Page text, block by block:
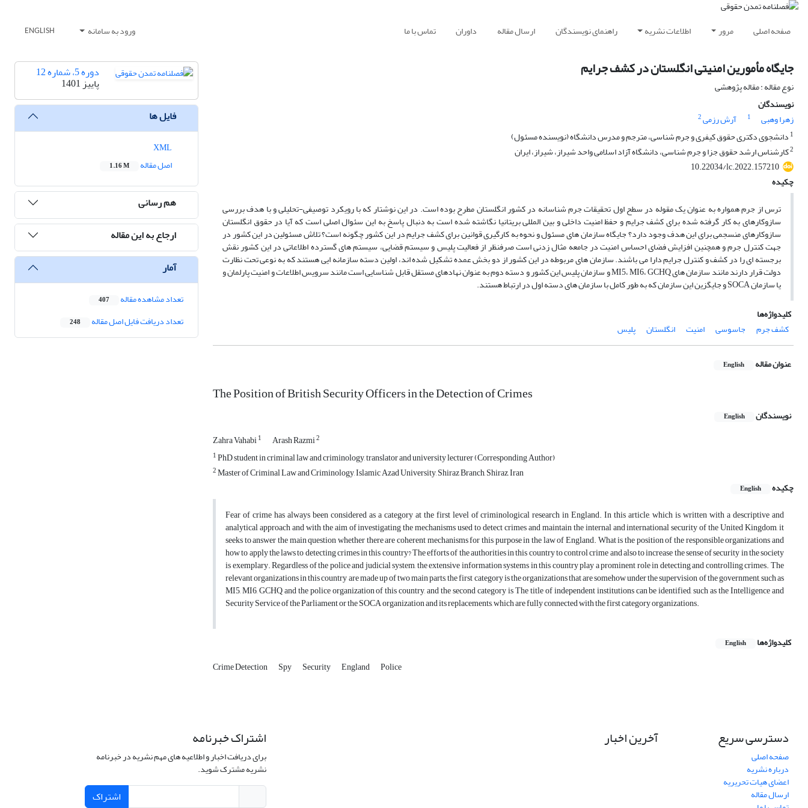
صفحه اصلی مرور اطلاعات نشریه راهنمای نویسندگان ارسال مقاله داوران تماس با ما ورود به سامانه ENGLISH
جایگاه مأمورین امنیتی انگلستان در کشف جرایم
نوع مقاله : مقاله پژوهشی
نویسندگان
زهرا وهبی
1 آرش رزمی2
1 دانشجوی دکتری حقوق کیفری و جرم شناسی، مترجم و مدرس دانشگاه (نویسنده مسئول)
2کارشناس ارشد حقوق جزا و جرم شناسی، دانشگاه آزاد اسلامی واحد شیراز، شیراز، ایران
10.22034/lc.2022.157210
چکیده
ترس از جرم همواره به عنوان یک مقوله در سطح اول تحقیقات جرم ­شناسانه در کشور انگلستان مطرح بوده است. در این نوشتار که با رویکرد توصیفی-تحلیلی و با هدف بررسی
سازوکارهای به کار گرفته شده برای کشف جرایم و حفظ امنیت داخلی و بین المللی بریتانیا نگاشته شده است به دنبال پاسخ به این سئوال اصلی است که آیا در حقوق انگلستان
سازوکارهای منسجمی برای این هدف وجود دارد؟ جایگاه سازمان های مسئول و نحوه به کارگیری قوانین برای کشف جرایم در این کشور چگونه است؟ تلاش مسئولین در این کشور در
جهت کنترل جرم و همچنین افزایش فضای احساس امنیت در جامعه مثال زدنی است صرفنظر از فعالیت پلیس و سیستم قضایی، سیستم ­های گسترده­ اطلاعاتی در این کشور نقش
برجسته ­ای را در کشف و کنترل جرایم دارا می ­باشند. سازمان­ های مربوطه در این کشور از دو بخش عمده تشکیل شده ­اند، اولین دسته سازمان­ه ایی هستند که به نوعی تحت نظارت
دولت قرار دارند مانند سازمان­ های MI5، MI6، GCHQ و سازمان پلیس این کشور و دسته­ دوم به عنوان نهادهای مستقل قابل شناسایی است مانند سرویس اطلاعات و امنیت پارلمان و
یا سازمان SOCA و جایگزین این سازمان که به طور کامل با سازمان های دسته­ اول در ارتباط هستند.
کلیدواژه‌ها
کشف جرم
جاسوسی امنیت انگلستان پلیس
عنوان مقاله English
The Position of British Security Officers in the Detection of Crimes
نویسندگان English
Zahra Vahabi1 Arash Razmi2
1PhD student in criminal law and criminology, translator and university lecturer (Corresponding Author)
2Master of Criminal Law and Criminology, Islamic Azad University, Shiraz Branch, Shiraz, Iran
چکیده
English
Fear of crime has always been considered as a category at the first level of criminological research in England. In this article, which is written with a descriptive and
analytical approach and with the aim of investigating the mechanisms used to detect crimes and maintain the internal and international security of the United Kingdom, it
seeks to answer the main question whether there are coherent mechanisms for this purpose in the law of England. What is the position of the responsible organizations and
how to apply the laws to detecting crimes in this country? The efforts of the authorities in this country to control crime and also to increase the sense of security in the society
is exemplary. Regardless of the police and judicial system, the extensive information systems in this country play a prominent role in detecting and controlling crimes. The
relevant organizations in this country are made up of two main parts, the first category is the organizations that are somehow under the supervision of the government, such as
MI5, MI6, GCHQ and the police organization of this country, and the second category is The title of independent institutions can be identified, such as the Intelligence and
Security Service of the Parliament or the SOCA organization and its replacements, which are fully connected with the first category organizations.
کلیدواژه‌ها English
Crime Detection Spy Security England Police
دوره 5، شماره 12
پاییز 1401
فایل ها
اصل مقاله
1.16 M
هم رسانی
ارجاع به این مقاله
آمار
تعداد مشاهده مقاله 407
تعداد دریافت فایل اصل مقاله 248
دسترسی سریع
صفحه اصلی
درباره نشریه
اعضای هیات تحریریه
ارسال مقاله
آخرین اخبار اشتراک خبرنامه
برای دریافت اخبار و اطلاعیه های مهم نشریه در خبرنامه
نشریه مشترک شوید.
اشتراک